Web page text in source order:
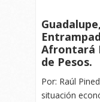
Afrontará
de Pesos.
Por: Raúl
situación